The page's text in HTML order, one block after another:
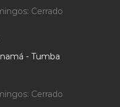
Cerrado
- Tumba
Cerrado